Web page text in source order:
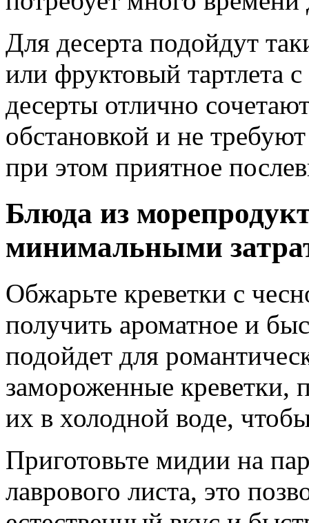
Для десерта подойдут
или фруктовый тартлета
десерты отлично
обстановкой и не
при этом приятное
Блюда из
минимальными
Обжарьте креветки с
получить ароматное и
подойдет для
замороженные креветки,
их в холодной воде,
Приготовьте мидии на
лаврового листа, это